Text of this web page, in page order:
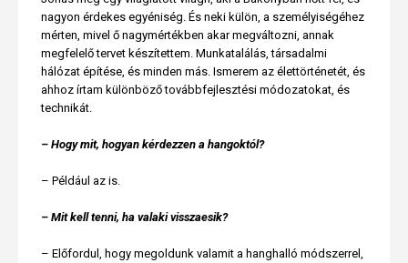
nagyon érdekes egyéniség. És neki külön, a személyiségéhez
mérten, mivel ő nagymértékben akar megváltozni, annak
megfelelő tervet készítettem. Munkatalálás, társadalmi
hálózat építése, és minden más. Ismerem az élettörténetét, és
ahhoz írtam különböző továbbfejlesztési módozatokat, és
technikát.
– Hogy mit, hogyan kérdezzen a hangoktól?
– Például az is.
– Mit kell tenni, ha valaki visszaesik?
– Előfordul, hogy megoldunk valamit a hanghalló módszerrel,